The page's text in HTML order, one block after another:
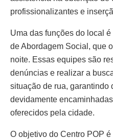
profissionalizantes e
Uma das funções do local
de Abordagem Social, que
noite. Essas equipes são
denúncias e realizar a
situação de rua, garantindo
devidamente
oferecidos pela cidade.
O objetivo do Centro POP